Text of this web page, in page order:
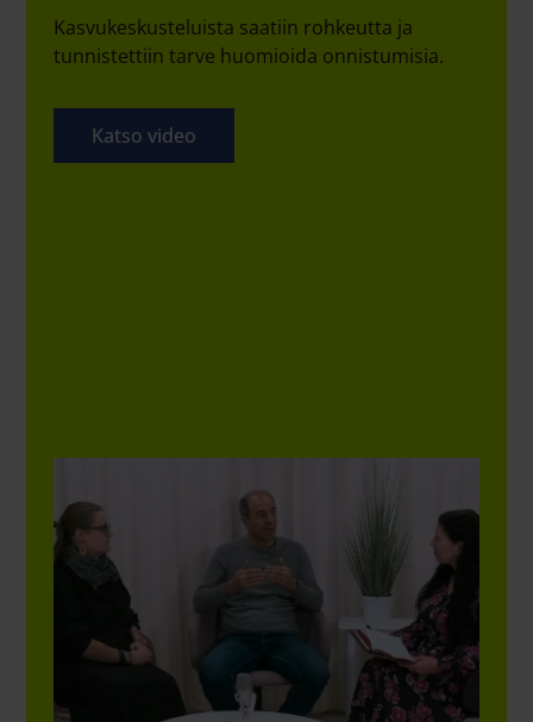
Kasvukeskusteluista saatiin rohkeutta ja
tunnistettiin tarve huomioida onnistumisia.
Katso video